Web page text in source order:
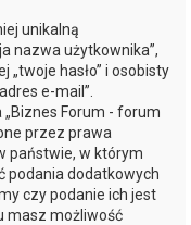
unikalną
nazwa użytkownika”,
„twoje hasło” i osobisty
e-mail”.
Forum - forum
przez prawa
państwie, w którym
podania dodatkowych
czy podanie ich jest
masz możliwość